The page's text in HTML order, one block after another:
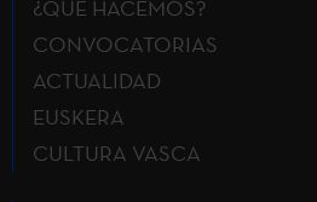
¿QUÉ HACEMOS?
CONVOCATORIAS
ACTUALIDAD
EUSKERA
CULTURA VASCA